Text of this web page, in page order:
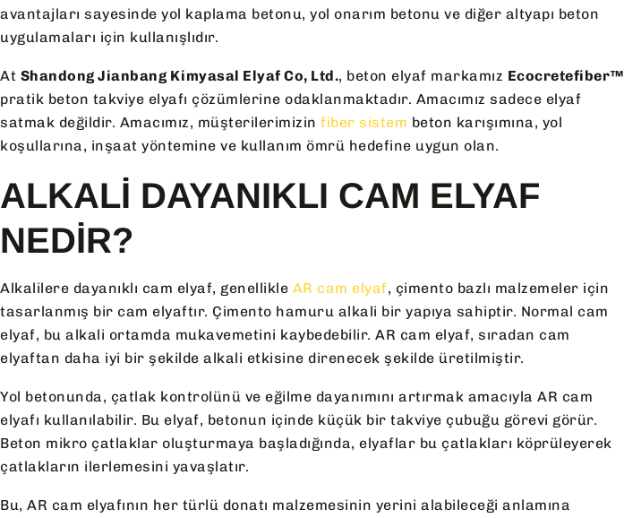
avantajları sayesinde yol kaplama betonu, yol onarım betonu ve diğer altyapı beton
uygulamaları için kullanışlıdır.
At Shandong Jianbang Kimyasal Elyaf Co, Ltd., beton elyaf markamız Ecocretefiber™
pratik beton takviye elyafı çözümlerine odaklanmaktadır. Amacımız sadece elyaf
satmak değildir. Amacımız, müşterilerimizin fiber sistem beton karışımına, yol
koşullarına, inşaat yöntemine ve kullanım ömrü hedefine uygun olan.
ALKALI DAYANIKLI CAM ELYAF
NEDIR?
Alkalilere dayanıklı cam elyaf, genellikle AR cam elyaf, çimento bazlı malzemeler için
tasarlanmış bir cam elyaftır. Çimento hamuru alkali bir yapıya sahiptir. Normal cam
elyaf, bu alkali ortamda mukavemetini kaybedebilir. AR cam elyaf, sıradan cam
elyaftan daha iyi bir şekilde alkali etkisine direnecek şekilde üretilmiştir.
Yol betonunda, çatlak kontrolünü ve eğilme dayanımını artırmak amacıyla AR cam
elyafı kullanılabilir. Bu elyaf, betonun içinde küçük bir takviye çubuğu görevi görür.
Beton mikro çatlaklar oluşturmaya başladığında, elyaflar bu çatlakları köprüleyerek
çatlakların ilerlemesini yavaşlatır.
Bu, AR cam elyafının her türlü donatı malzemesinin yerini alabileceği anlamına